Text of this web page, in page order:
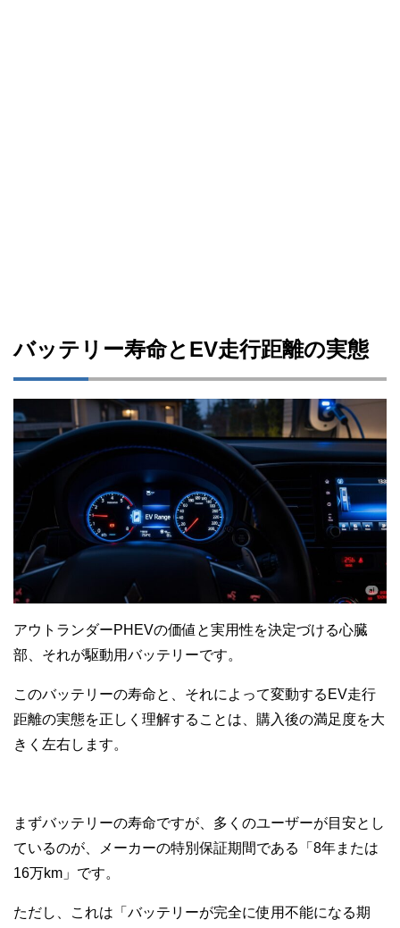
バッテリー寿命とEV走行距離の実態
アウトランダーPHEVの価値と実用性を決定づける心臓
部、それが駆動用バッテリーです。
このバッテリーの寿命と、それによって変動するEV走行
距離の実態を正しく理解することは、購入後の満足度を大
きく左右します。
まずバッテリーの寿命ですが、多くのユーザーが目安とし
ているのが、メーカーの特別保証期間である「8年または
16万km」です。
ただし、これは「バッテリーが完全に使用不能になる期